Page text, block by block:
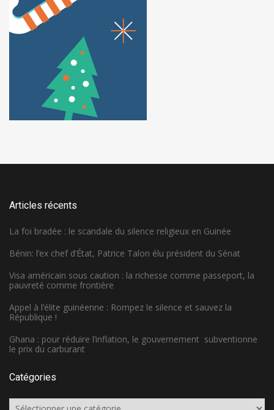
Articles récents
La foi bradée : le scandale du silence religieux en Guinée
Bénin: l’ex chef d’État, Patrice Talon élu président du Sénat
Visa américain sous caution : la richesse comme passeport, la
pauvreté comme frontière
Appel à l’élite guinéenne : Rompez le silence et sauvez la
République !
Ghana : pour réduire l’inflation, le gouvernement subventionne
le prix du carburant
Catégories
Catégories